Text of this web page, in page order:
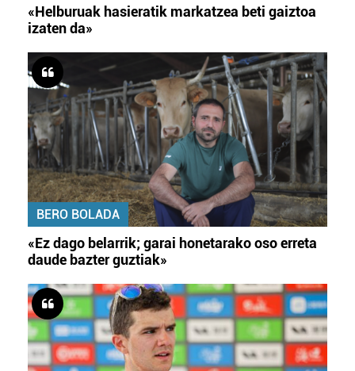
«Helburuak hasieratik markatzea beti gaiztoa
izaten da»
BERO BOLADA
«Ez dago belarrik; garai honetarako oso erreta
daude bazter guztiak»